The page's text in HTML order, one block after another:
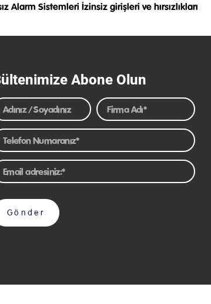
Alarm Sistemleri İzinsiz girişleri ve hırsızlıkları
Abone Olun
Gönder